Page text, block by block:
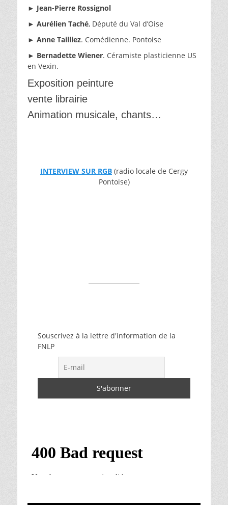
► Jean-Pierre Rossignol
► Aurélien Taché, Député du Val d’Oise
► Anne Tailliez. Comédienne. Pontoise
► Bernadette Wiener. Céramiste plasticienne US
en Vexin.
Exposition peinture
vente librairie
Animation musicale, chants…
INTERVIEW SUR RGB (radio locale de Cergy
Pontoise)
Souscrivez à la lettre d'information de la
FNLP